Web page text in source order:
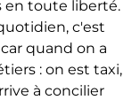
en toute liberté.
c'est
quand on a
: on est taxi,
à concilier